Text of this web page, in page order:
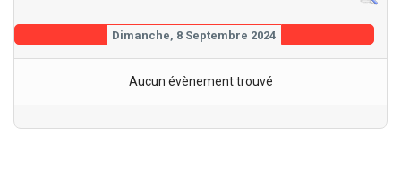
Dimanche, 8 Septembre 2024
Aucun évènement trouvé